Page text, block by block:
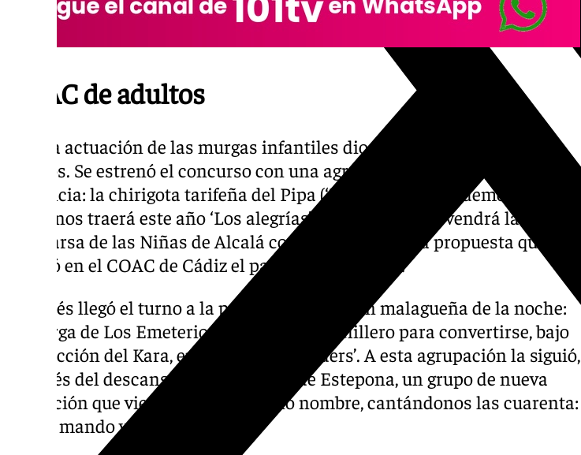
COAC de adultos
Tras la actuación de las murgas infantiles dio comienzo el COAC de
adultos. Se estrenó el concurso con una agrupación de fuera de la
provincia: la chirigota tarifeña del Pipa (‘Esta chica es un demonio’ en
2024) nos traerá este año ‘Los alegrías’. A continuación vendrá la
comparsa de las Niñas de Alcalá con ‘Las perras’, una propuesta que
debutó en el COAC de Cádiz el pasado 26 de enero.
Después llegó el turno a la primera agrupación malagueña de la noche:
la murga de Los Emeterios abandona el Melillero para convertirse, bajo
la dirección del Kara, en ‘Los pimpi blinders’. A esta agrupación la siguió,
después del descanso, la chirimurga de Estepona, un grupo de nueva
formación que viene, desde el propio nombre, cantándonos las cuarenta:
‘¡¡Aquí mando yo!!’